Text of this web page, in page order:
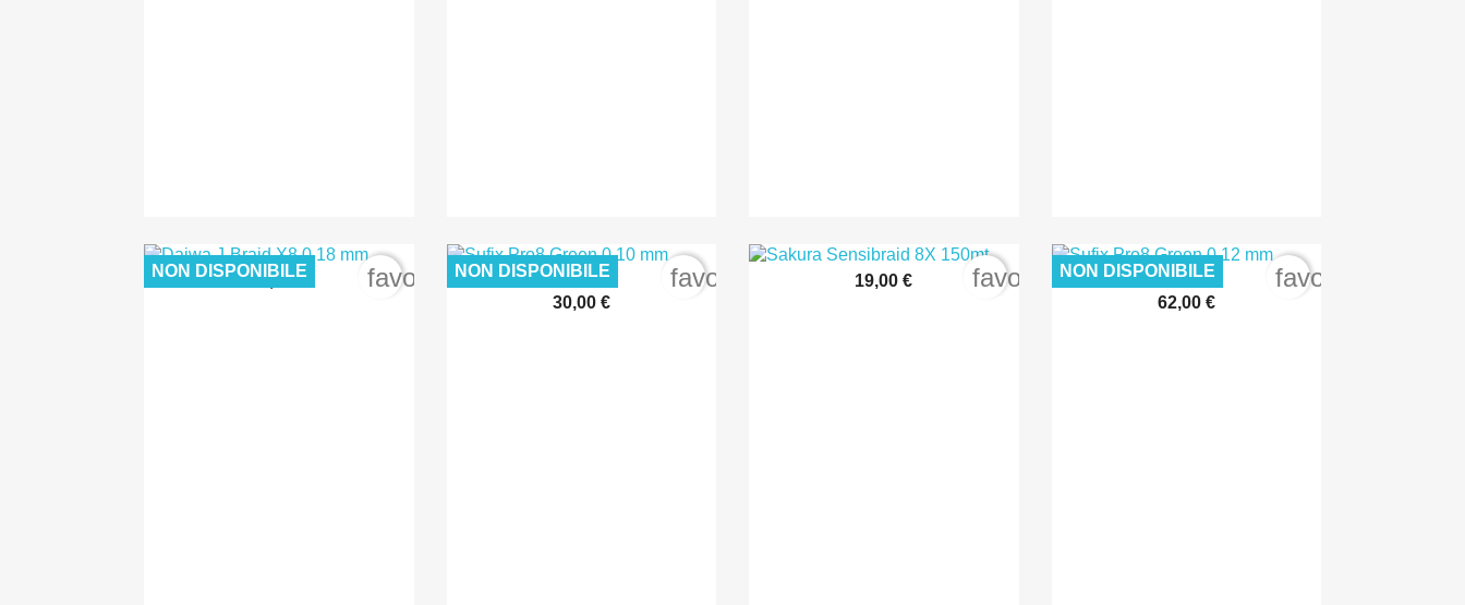
 Anteprima
30,00 €
NON DISPONIBILE
favorite_border
Anteprima
30,00 €
NON DISPONIBILE favorite_border Anteprima
19,00 €
favorite_border
Anteprima
62,00 €
NON DISPONIBILE favorite_border